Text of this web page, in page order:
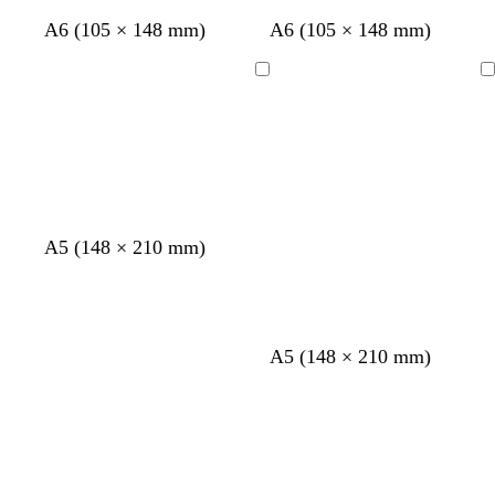
A6 (105 × 148 mm) A6 (105 × 148 mm)
A5 (148 × 210 mm)
A5 (148 × 210 mm)